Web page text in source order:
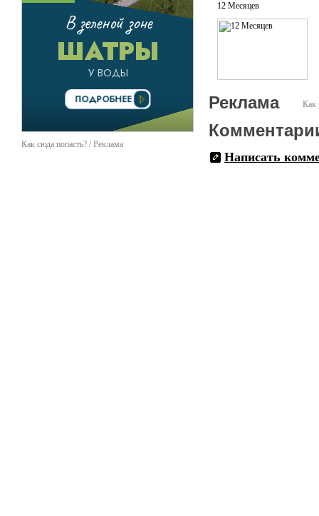
Как сюда попасть? / Реклама
12 Месяцев
Как
Реклама
Написать